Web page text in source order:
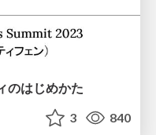
のはじめかた
3 840